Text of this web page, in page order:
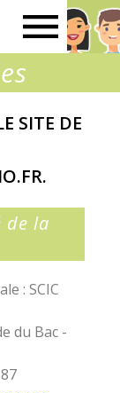
SITE DE
de la
: SCIC
du Bac -